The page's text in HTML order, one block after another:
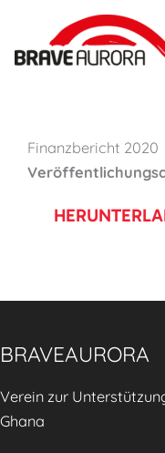
springen
Finanzbericht 2020
BRAVEAURORA
Verein zur
Ghana